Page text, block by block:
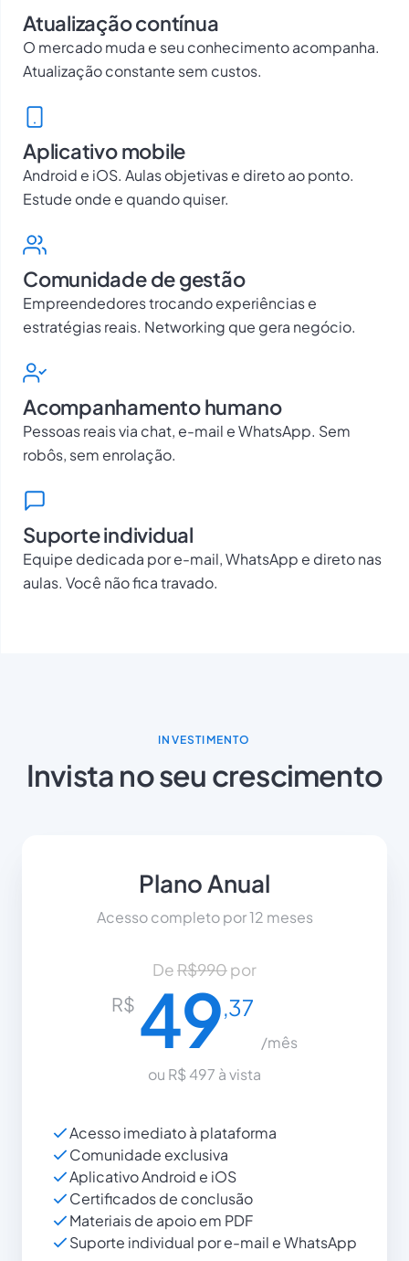
Atualização contínua
O mercado muda e seu conhecimento acompanha.
Atualização constante sem custos.
Aplicativo mobile
Android e iOS. Aulas objetivas e direto ao ponto.
Estude onde e quando quiser.
Comunidade de gestão
Empreendedores trocando experiências e
estratégias reais. Networking que gera negócio.
Acompanhamento humano
Pessoas reais via chat, e-mail e WhatsApp. Sem
robôs, sem enrolação.
Suporte individual
Equipe dedicada por e-mail, WhatsApp e direto nas
aulas. Você não fica travado.
INVESTIMENTO
Invista no seu crescimento
Plano Anual
Acesso completo por 12 meses
De R$990 por
R$ 49,37
/mês
ou R$ 497 à vista
Acesso imediato à plataforma
Comunidade exclusiva
Aplicativo Android e iOS
Certificados de conclusão
Materiais de apoio em PDF
Suporte individual por e-mail e WhatsApp